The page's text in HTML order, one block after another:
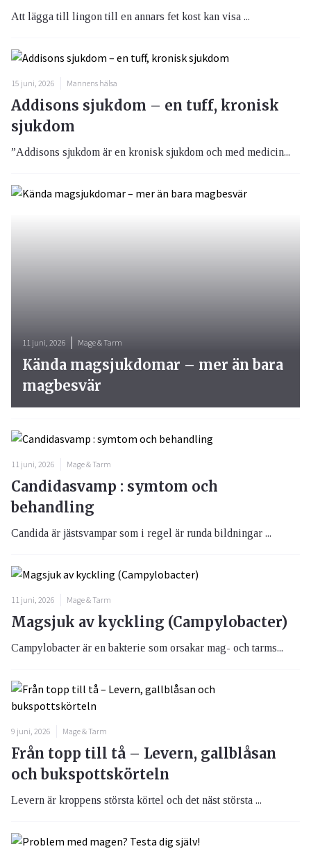
Att lägga till lingon till en annars fet kost kan visa ...
15 juni, 2026 Mannens hälsa
Addisons sjukdom – en tuff, kronisk
sjukdom
”Addisons sjukdom är en kronisk sjukdom och med medicin...
11 juni, 2026 Mage & Tarm
Kända magsjukdomar – mer än bara
magbesvär
11 juni, 2026 Mage & Tarm
Candidasvamp : symtom och
behandling
Candida är jästsvampar som i regel är runda bildningar ...
11 juni, 2026 Mage & Tarm
Magsjuk av kyckling (Campylobacter)
Campylobacter är en bakterie som orsakar mag- och tarms...
9 juni, 2026 Mage & Tarm
Från topp till tå – Levern, gallblåsan
och bukspottskörteln
Levern är kroppens största körtel och det näst största ...